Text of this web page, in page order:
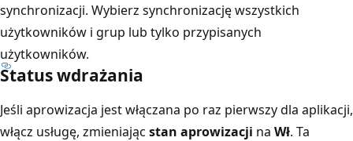
synchronizacji. Wybierz synchronizację wszystkich
użytkowników i grup lub tylko przypisanych
użytkowników.
Status wdrażania
Jeśli aprowizacja jest włączana po raz pierwszy dla aplikacji,
włącz usługę, zmieniając stan aprowizacji na Wł. Ta